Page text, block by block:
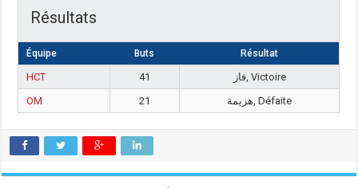
Résultats
Équipe Buts Résultat
HCT 41
فاز, Victoire
OM
21 هزيمة, Défaite